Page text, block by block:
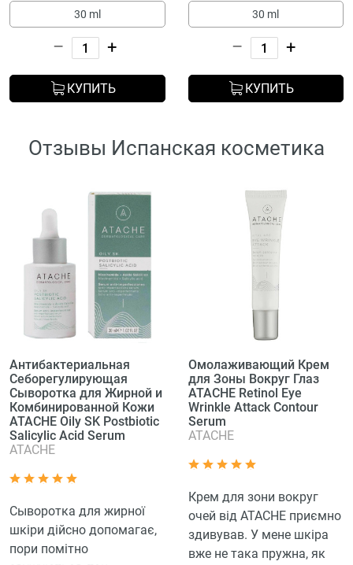
30 ml
– +
КУПИТЬ
30 ml
– +
КУПИТЬ
Отзывы Испанская косметика
Антибактериальная
Себорегулирующая
Сыворотка для Жирной и
Комбинированной Кожи
ATACHE Oily SK Postbiotic
Salicylic Acid Serum
ATACHE
Сыворотка для жирної
шкіри дійсно допомагає,
пори помітно
Омолаживающий Крем
для Зоны Вокруг Глаз
ATACHE Retinol Eye
Wrinkle Attack Contour
Serum
ATACHE
Крем для зони вокруг
очей від ATACHE приємно
здивував. У мене шкіра
вже не така пружна, як